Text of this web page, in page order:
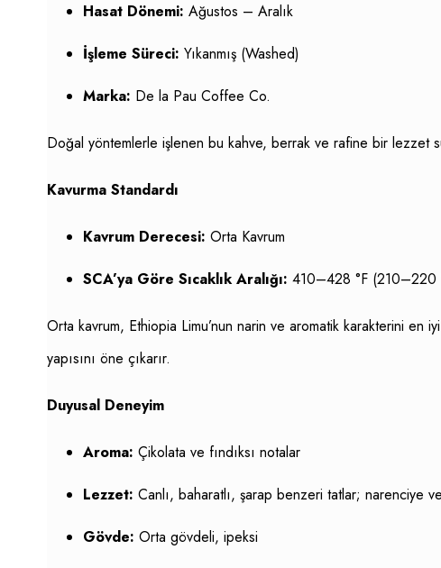
Hasat Dönemi: Ağustos – Aralık
İşleme Süreci: Yıkanmış (Washed)
Marka: De la Pau Coffee Co.
Doğal yöntemlerle işlenen bu kahve, berrak ve rafine bir lezzet
Kavurma Standardı
Kavrum Derecesi: Orta Kavrum
SCA’ya Göre Sıcaklık Aralığı: 410–428 °F (210–220
Orta kavrum, Ethiopia Limu’nun narin ve aromatik karakterini en
yapısını öne çıkarır.
Duyusal Deneyim
Aroma: Çikolata ve fındıksı notalar
Lezzet: Canlı, baharatlı, şarap benzeri tatlar; narenciye
Gövde: Orta gövdeli, ipeksi